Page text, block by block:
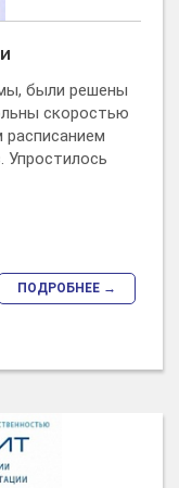
были решены
скоростью
расписанием
Упростилось
ПОДРОБНЕЕ →